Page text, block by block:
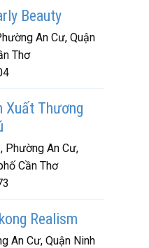
Beauty
An Cư, Quận
Thơ
Xuất Thương
Phường An Cư,
Cần Thơ
Realism
An Cư, Quận Ninh